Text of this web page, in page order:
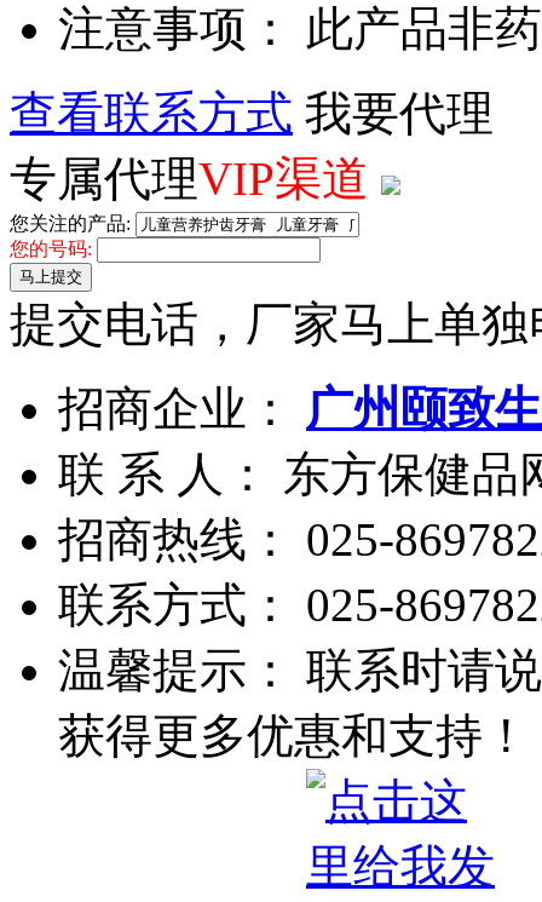
注意事项： 此产品非
查看联系方式 我要代理
专属代理VIP渠道
您关注的产品:
您的号码:
马上提交
提交电话，厂家马上单
招商企业： 广州颐致
联 系 人： 东方保健品
招商热线： 025-
联系方式： 025-
温馨提示： 联系时请
获得更多优惠和支持！